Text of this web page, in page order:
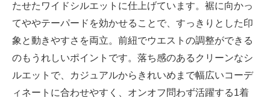
たせたワイドシルエットに仕上げています。裾に向かっ
てややテーパードを効かせることで、すっきりとした印
象と動きやすさを両立。前紐でウエストの調整ができる
のもうれしいポイントです。落ち感のあるクリーンなシ
ルエットで、カジュアルからきれいめまで幅広いコーデ
ィネートに合わせやすく、オンオフ問わず活躍する1着